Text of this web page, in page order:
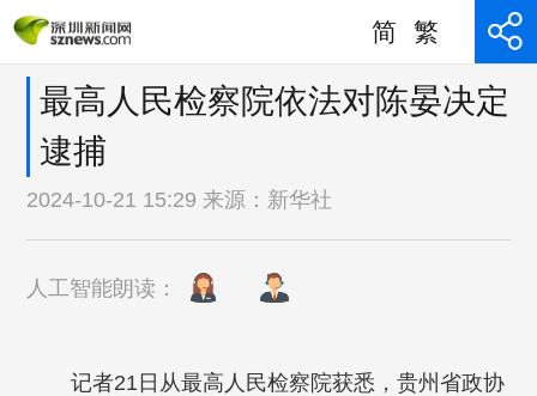
简 繁
最高人民检察院依法对陈晏决定
逮捕
2024-10-21 15:29 来源： 新华社
人工智能朗读：
记者21日从最高人民检察院获悉，贵州省政协